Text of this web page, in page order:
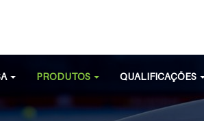
PRODUTOS QUALIFICAÇÕES